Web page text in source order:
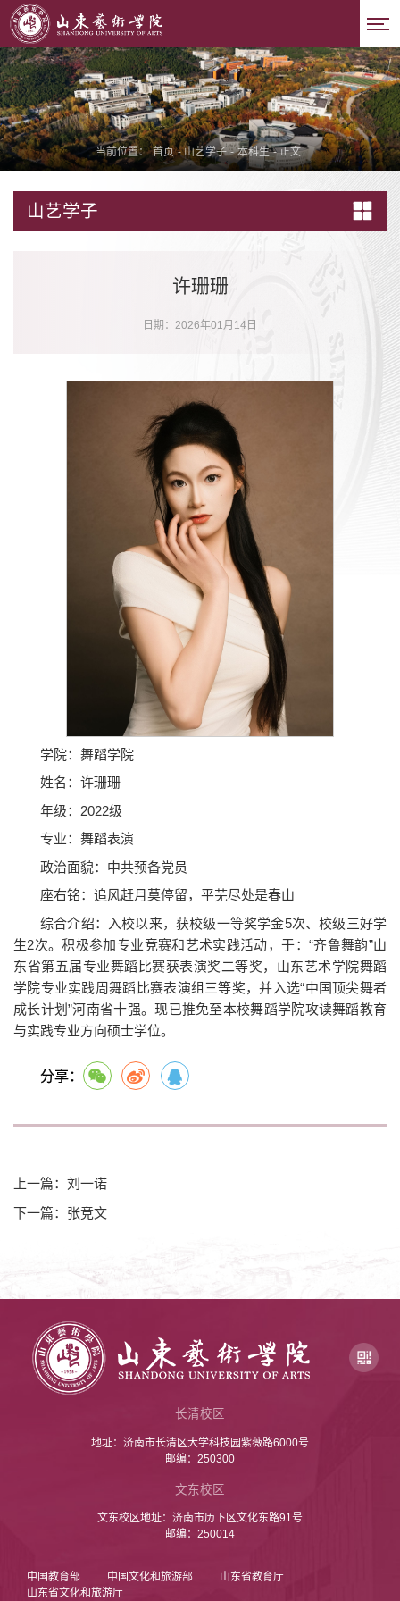
当前位置： 首页 - 山艺学子 - 本科生 - 正文
山艺学子
许珊珊
日期：2026年01月14日
学院：舞蹈学院
姓名：许珊珊
年级：2022级
专业：舞蹈表演
政治面貌：中共预备党员
座右铭：追风赶月莫停留，平芜尽处是春山
综合介绍：入校以来，获校级一等奖学金5次、校级三好学
生2次。积极参加专业竞赛和艺术实践活动，于：“齐鲁舞韵”山
东省第五届专业舞蹈比赛获表演奖二等奖，山东艺术学院舞蹈
学院专业实践周舞蹈比赛表演组三等奖，并入选“中国顶尖舞者
成长计划”河南省十强。现已推免至本校舞蹈学院攻读舞蹈教育
与实践专业方向硕士学位。
分享：
上一篇：刘一诺
下一篇：张竞文
长清校区
地址：济南市长清区大学科技园紫薇路6000号
邮编：250300
文东校区
文东校区地址：济南市历下区文化东路91号
邮编：250014
中国教育部 中国文化和旅游部
山东省教育厅
山东省文化和旅游厅